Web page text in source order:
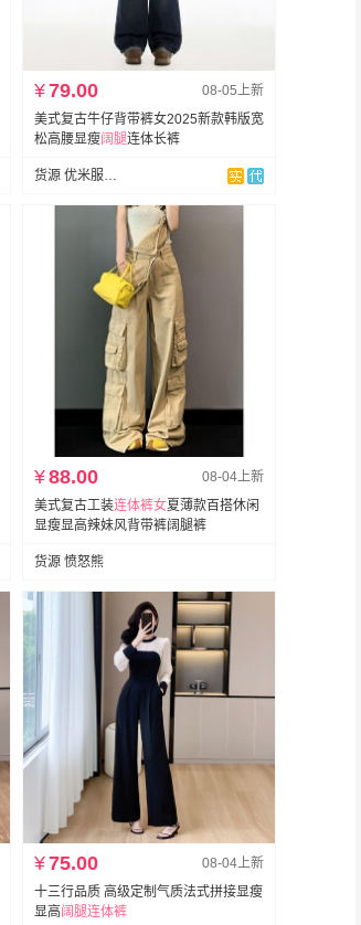
08-05上新
¥79.00
美式复古牛仔背带裤女2025新款韩版宽
松高腰显瘦阔腿连体长裤
货源 优米服饰实拍店
08-04上新
¥88.00
美式复古工装连体裤女夏薄款百搭休闲
显瘦显高辣妹风背带裤阔腿裤
货源 愤怒熊
08-04上新
¥75.00
十三行品质 高级定制气质法式拼接显瘦
显高阔腿连体裤